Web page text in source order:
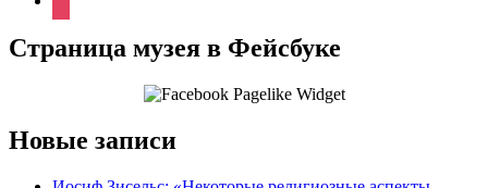
Страница музея в Фейсбуке
Новые записи